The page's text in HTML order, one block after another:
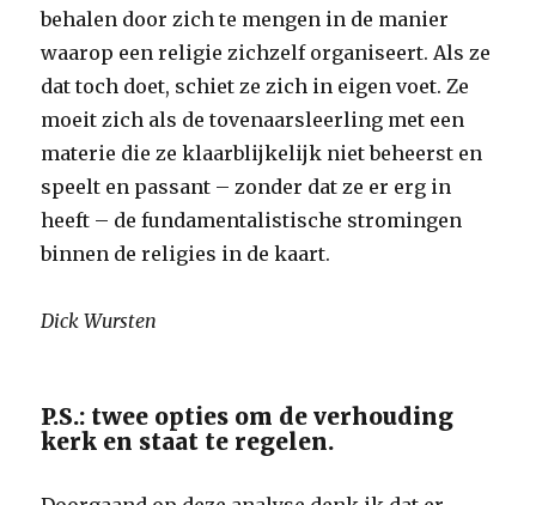
behalen door zich te mengen in de manier
waarop een religie zichzelf organiseert. Als ze
dat toch doet, schiet ze zich in eigen voet. Ze
moeit zich als de tovenaarsleerling met een
materie die ze klaarblijkelijk niet beheerst en
speelt en passant – zonder dat ze er erg in
heeft – de fundamentalistische stromingen
binnen de religies in de kaart.
Dick Wursten
P.S.: twee opties om de verhouding
kerk en staat te regelen.